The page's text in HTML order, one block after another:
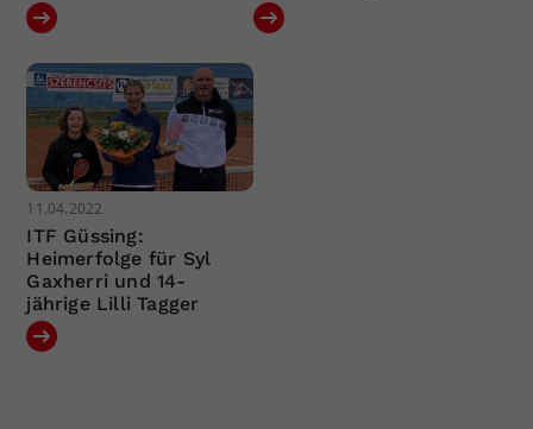
11.04.2022
ITF Güssing:
Heimerfolge für Syl
Gaxherri und 14-
jährige Lilli Tagger